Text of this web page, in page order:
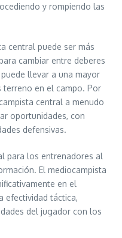
y rompiendo las
central puede ser más
cambiar entre deberes
llevar a una mayor
terreno en el campo. Por
central a menudo
oportunidades, con
defensivas.
para los entrenadores al
El mediocampista
en el
efectividad táctica,
del jugador con los